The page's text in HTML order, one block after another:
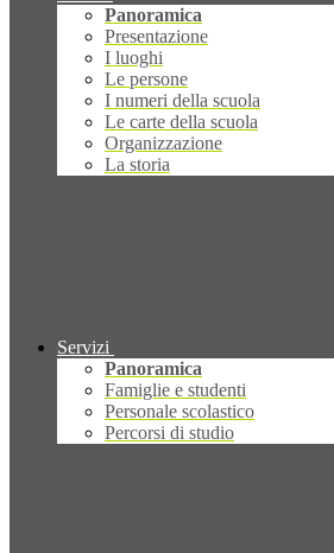
Panoramica
Presentazione
I luoghi
Le persone
I numeri della scuola
Le carte della scuola
Organizzazione
La storia
Servizi
Panoramica
Famiglie e studenti
Personale scolastico
Percorsi di studio